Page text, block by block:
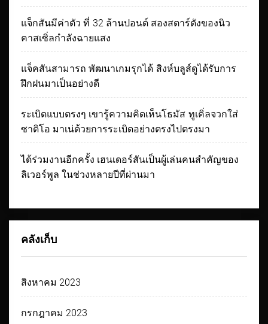
แจ็กสันมีค่าตัว ที่ 32 ล้านปอนด์ สองสตาร์ดังของนิว
คาสเซิ่ลกำลังฉายแสง
แจ็คสันสามารถ พัฒนาเกมรุกได้ สิงห์บลูส์ดูได้รับการ
ฝึกฝนมาเป็นอย่างดี
ระเบิดแบบตรงๆ เขารู้ความคิดเห็นโธมัส ทูเคิ่ลจวกใส่
ซาดิโอ มาเน่ด้วยการระเบิดอย่างตรงไปตรงมา
ได้ร่วมงานอีกครั้ง เฮนเดอร์สันเป็นผู้เล่นคนสำคัญของ
ลิเวอร์พูล ในช่วงหลายปีที่ผ่านมา
คลังเก็บ
สิงหาคม 2023
กรกฎาคม 2023